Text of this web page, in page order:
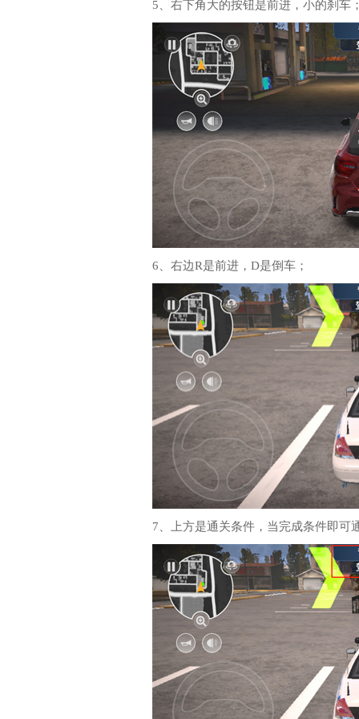
5、右下角大的按钮是前进，小的刹车
6、右边R是前进，D是倒车；
7、上方是通关条件，当完成条件即可